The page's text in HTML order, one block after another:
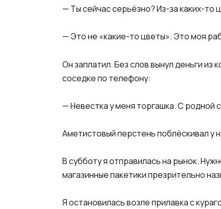
— Ты сейчас серьёзно? Из-за каких-то
— Это не «какие-то цветы». Это моя
Он заплатил. Без слов вынул деньги
соседке по телефону:
— Невестка у меня торгашка. С родной
Аметистовый перстень поблёскивал у
В субботу я отправилась на рынок.
магазинные пакетики презрительно
Я остановилась возле прилавка с